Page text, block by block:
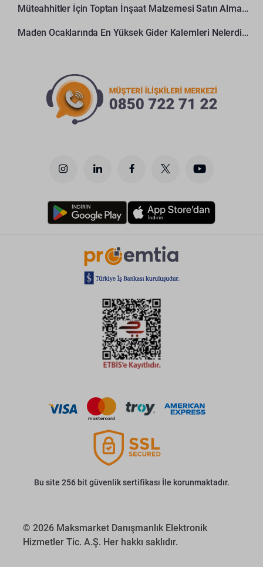
Müteahhitler İçin Toptan İnşaat Malzemesi Satın Alma Rehberi
Maden Ocaklarında En Yüksek Gider Kalemleri Nelerdir?
Bu site 256 bit güvenlik sertifikası İle korunmaktadır.
© 2026 Maksmarket Danışmanlık Elektronik
Hizmetler Tic. A.Ş. Her hakkı saklıdır.